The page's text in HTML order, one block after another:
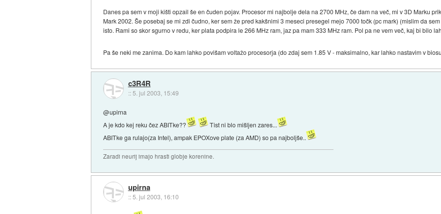
Danes pa sem v moji kišti opzail še en čuden pojav. Procesor mi najbolje dela na 2700 MHz, če dam na več, mi v 3D Marku
Mark 2002. Še posebaj se mi zdi čudno, ker sem že pred kakšnimi 3 meseci presegel mejo 7000 točk (pc mark) (mislim da
isto. Rami so skor sgurno v redu, ker plata podpira le 266 MHz ram, jaz pa mam 333 MHz ram. Pol pa ne vem več, kaj bi bilo
Pa še neki me zanima. Do kam lahko povišam voltažo procesorja (do zdaj sem 1.85 V - maksimalno, kar lahko nastavim v
c3R4R
:: 5. jul 2003, 15:49
@upirna
A je kdo kej reku čez ABITke??
Tist ni blo mišljen zares...
ABITke ga rulajo(za Intel), ampak EPOXove plate (za AMD) so pa najboljše..
Zaradi neurij imajo hrasti globje korenine.
upirna
::5. jul 2003, 16:10